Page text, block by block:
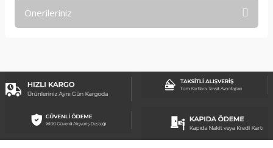
Önerileriniz
Görüş ve önerileriniz için teşekkür ederiz.
Ürün açıklamasında eksik bilgiler bulunuyor.
Ürün bilgilerinde hatalar bulunuyor.